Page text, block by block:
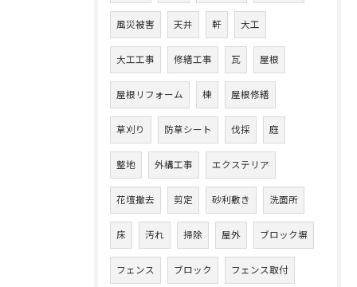
風災被害 天井 軒 大工
大工工事 修繕工事 瓦 屋根
屋根リフォーム 棟 屋根修繕
草刈り 防草シート 伐採 庭
整地 外構工事 エクステリア
花壇撤去 剪定 砂利敷き 洗面所
床 汚れ 掃除 屋外 ブロック塀
フェンス ブロック フェンス取付